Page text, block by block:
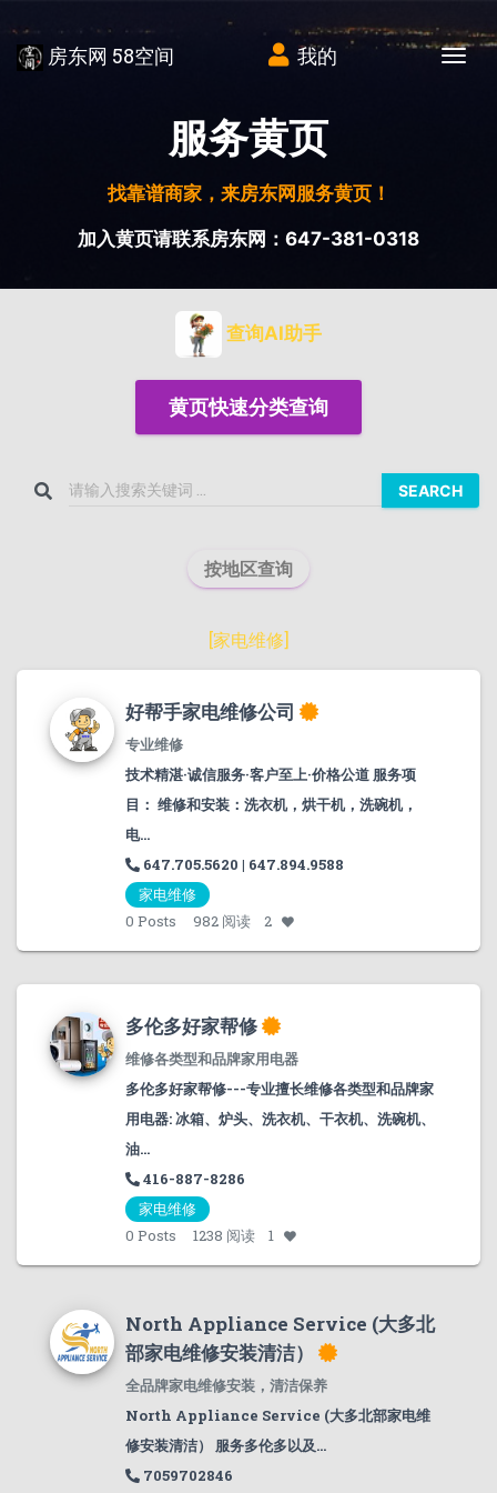
房东网 58空间 我的
服务黄页
找靠谱商家，来房东网服务黄页！
加入黄页请联系房东网：647-381-0318
查询AI助手
黄页快速分类查询
SEARCH
按地区查询
[家电维修]
好帮手家电维修公司
专业维修
技术精湛·诚信服务·客户至上·价格公道 服务项
目： 维修和安装：洗衣机，烘干机，洗碗机，
电...
647.705.5620 | 647.894.9588
家电维修
0 Posts 982 阅读 2
多伦多好家帮修
维修各类型和品牌家用电器
多伦多好家帮修---专业擅长维修各类型和品牌家
用电器: 冰箱、炉头、洗衣机、干衣机、洗碗机、
油...
416-887-8286
家电维修
0 Posts 1238 阅读 1
North Appliance Service (大多北
部家电维修安装清洁）
全品牌家电维修安装，清洁保养
North Appliance Service (大多北部家电维
修安装清洁） 服务多伦多以及...
7059702846